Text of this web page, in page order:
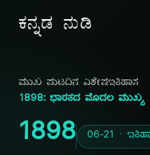
ಕನ್ನಡ ನುಡಿ
ಮುಖ ಪುಟದಿನ ವಿಶೇಷಇತಿಹಾಸ
1898: ಭಾರತದ ಮೊದಲ ಮುಖ್ಯ
1898 06-21 ·